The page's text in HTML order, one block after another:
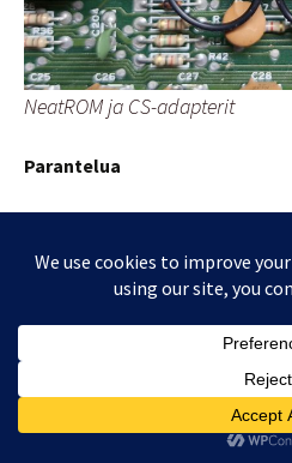
NeatROM ja CS-adapterit
Parantelua
käyttää vielä sitä tukevan
kuvanlaatu on kuitenkin mitä
kuvanlaatua. Modulaattorin
nykyaikaisemmalla
kuvanlaatua parannettua
harrasteprojekti, joten piirilevy
hankkia itse. Tilasin osat